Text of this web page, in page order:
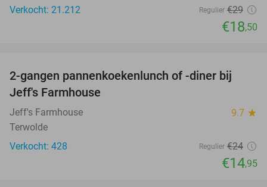
Verkocht: 21.212
Regulier €29
€18,50
38%
2-gangen pannenkoekenlunch of -diner bij
Jeff's Farmhouse
Jeff's Farmhouse 9.7 star
Terwolde
Verkocht: 428
Regulier €24
€14,95